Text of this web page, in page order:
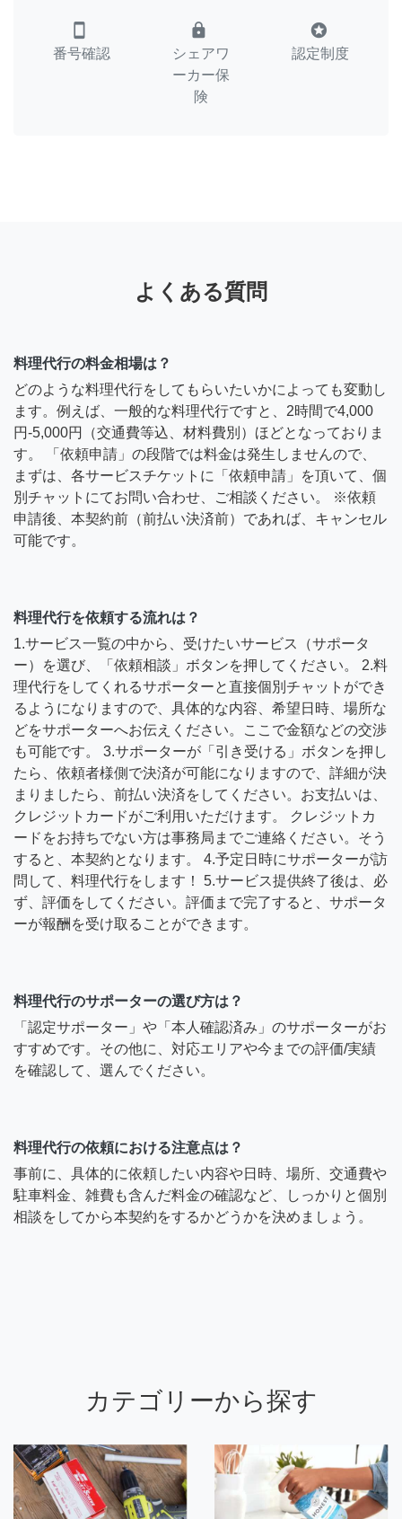
smartphone
番号確認
lock
シェアワ
ーカー保
険
stars
認定制度
よくある質問
料理代行の料金相場は？
どのような料理代行をしてもらいたいかによっても変動し
ます。例えば、一般的な料理代行ですと、2時間で4,000
円-5,000円（交通費等込、材料費別）ほどとなっておりま
す。 「依頼申請」の段階では料金は発生しませんので、
まずは、各サービスチケットに「依頼申請」を頂いて、個
別チャットにてお問い合わせ、ご相談ください。 ※依頼
申請後、本契約前（前払い決済前）であれば、キャンセル
可能です。
料理代行を依頼する流れは？
1.サービス一覧の中から、受けたいサービス（サポータ
ー）を選び、「依頼相談」ボタンを押してください。 2.料
理代行をしてくれるサポーターと直接個別チャットができ
るようになりますので、具体的な内容、希望日時、場所な
どをサポーターへお伝えください。ここで金額などの交渉
も可能です。 3.サポーターが「引き受ける」ボタンを押し
たら、依頼者様側で決済が可能になりますので、詳細が決
まりましたら、前払い決済をしてください。お支払いは、
クレジットカードがご利用いただけます。 クレジットカ
ードをお持ちでない方は事務局までご連絡ください。そう
すると、本契約となります。 4.予定日時にサポーターが訪
問して、料理代行をします！ 5.サービス提供終了後は、必
ず、評価をしてください。評価まで完了すると、サポータ
ーが報酬を受け取ることができます。
料理代行のサポーターの選び方は？
「認定サポーター」や「本人確認済み」のサポーターがお
すすめです。その他に、対応エリアや今までの評価/実績
を確認して、選んでください。
料理代行の依頼における注意点は？
事前に、具体的に依頼したい内容や日時、場所、交通費や
駐車料金、雑費も含んだ料金の確認など、しっかりと個別
相談をしてから本契約をするかどうかを決めましょう。
カテゴリーから探す